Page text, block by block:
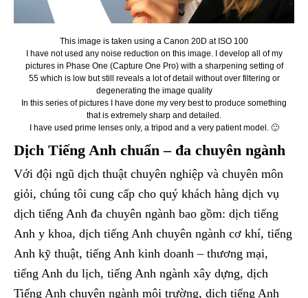
This image is taken using a Canon 20D at ISO 100
I have not used any noise reduction on this image. I develop all of my
pictures in Phase One (Capture One Pro) with a sharpening setting of
55 which is low but still reveals a lot of detail without over filtering or
degenerating the image quality
In this series of pictures I have done my very best to produce something
that is extremely sharp and detailed.
I have used prime lenses only, a tripod and a very patient model. 🙂
Dịch Tiếng Anh chuẩn – đa chuyên ngành
Với đội ngũ dịch thuật chuyên nghiệp và chuyên môn
giỏi, chúng tôi cung cấp cho quý khách hàng dịch vụ
dịch tiếng Anh đa chuyên ngành bao gồm: dịch tiếng
Anh y khoa, dịch tiếng Anh chuyên ngành cơ khí, tiếng
Anh kỹ thuật, tiếng Anh kinh doanh – thương mại,
tiếng Anh du lịch, tiếng Anh ngành xây dựng, dịch
Tiếng Anh chuyên ngành môi trường, dịch tiếng Anh